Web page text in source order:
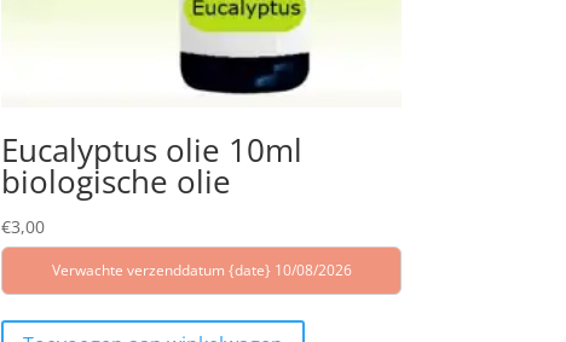
Eucalyptus olie 10ml
biologische olie
€3,00
Verwachte verzenddatum {date} 10/08/2026